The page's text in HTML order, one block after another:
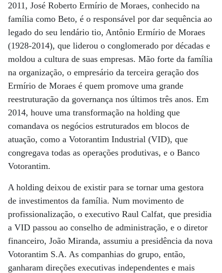
2011, José Roberto Ermírio de Moraes, conhecido na
família como Beto, é o responsável por dar sequência ao
legado do seu lendário tio, Antônio Ermírio de Moraes
(1928-2014), que liderou o conglomerado por décadas e
moldou a cultura de suas empresas. Mão forte da família
na organização, o empresário da terceira geração dos
Ermírio de Moraes é quem promove uma grande
reestruturação da governança nos últimos três anos. Em
2014, houve uma transformação na holding que
comandava os negócios estruturados em blocos de
atuação, como a Votorantim Industrial (VID), que
congregava todas as operações produtivas, e o Banco
Votorantim.
A holding deixou de existir para se tornar uma gestora
de investimentos da família. Num movimento de
profissionalização, o executivo Raul Calfat, que presidia
a VID passou ao conselho de administração, e o diretor
financeiro, João Miranda, assumiu a presidência da nova
Votorantim S.A. As companhias do grupo, então,
ganharam direções executivas independentes e mais